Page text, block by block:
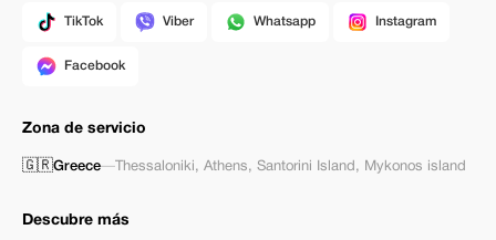
TikTok Viber Whatsapp Instagram
Facebook
Zona de servicio
🇬🇷Greece— Thessaloniki, Athens, Santorini Island , Mykonos island
Descubre más